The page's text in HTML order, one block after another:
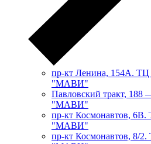
пр-кт Ленина, 154А. ТЦ
"МАВИ"
​Павловский тракт,
"МАВИ"
пр-кт Космонавтов,
"МАВИ"
пр-кт Космонавтов, 8/